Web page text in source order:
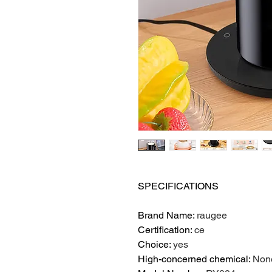
SPECIFICATIONS
Brand Name: raugee
Certification: ce
Choice: yes
High-concerned chemical: